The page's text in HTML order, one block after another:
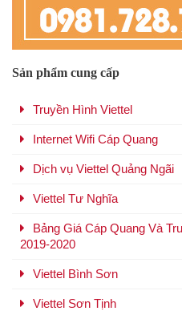
Sản phẩm cung cấp
Truyền Hình Viettel
Internet Wifi Cáp Quang
Dịch vụ Viettel Quảng Ngãi
Viettel Tư Nghĩa
Bảng Giá Cáp Quang Và
2019-2020
Viettel Bình Sơn
Viettel Sơn Tịnh